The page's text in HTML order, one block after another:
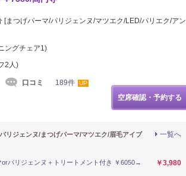
[まつげパーマ/パリジェンヌ/マツエク/LED/パリエク/アン
ングチェア1)
2人)
口コミ 189件 UP
空席確認・予約する
一覧へ
ジェンヌ/まつげパーマ/マツエク/眉毛アイブ
orパリジェンヌ＋トリートメント付き ￥6050→
￥3,980